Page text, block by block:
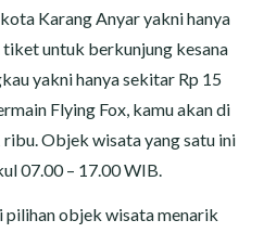
Karang Anyar yakni hanya
untuk berkunjung kesana
yakni hanya sekitar Rp 15
Flying Fox, kamu akan di
Objek wisata yang satu ini
07.00 – 17.00 WIB.
pilihan objek wisata menarik